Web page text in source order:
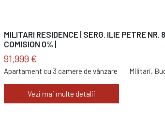
MILITARI RESIDENCE | SERG. ILIE PETRE NR.
COMISION 0% |
91,999 €
Apartament cu 3 camere de vânzare Militari,
Vezi mai multe detalii